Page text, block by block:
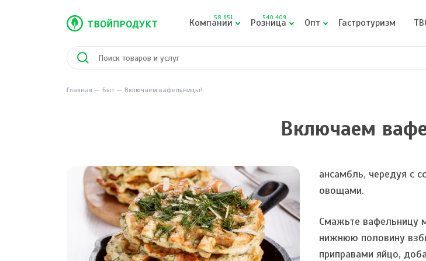
Компании
58 651 Розница
540 409 Опт Гастротуризм
Главная Быт Включаем вафельницы!
Включаем
ансамбль, чередуя с
овощами.
Смажьте вафельницу
нижнюю половину
приправами яйцо,